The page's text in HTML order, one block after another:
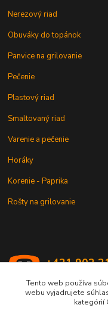
Nerezový riad
Obuváky do topánok
Panvice na grilovanie
Pečenie
Plastový riad
Smaltovaný riad
Varenie a pečenie
Horáky
Korenie - Paprika
Rošty na grilovanie
+421 902
Tento web používa
webu vyjadrujete
kategórií